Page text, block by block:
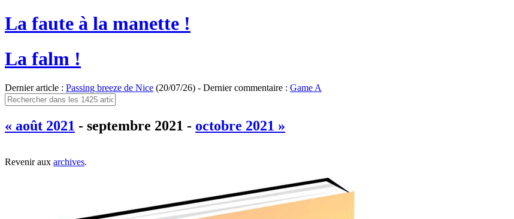
La faute à la manette !
La falm !
Dernier article : Passing breeze de Nice (20/07/26) - Dernier commentaire : Game A
« août 2021 - septembre 2021 - octobre 2021 »
Revenir aux archives.